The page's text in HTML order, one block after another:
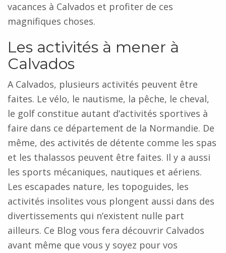
vacances à Calvados et profiter de ces
magnifiques choses.
Les activités à mener à
Calvados
A Calvados, plusieurs activités peuvent être
faites. Le vélo, le nautisme, la pêche, le cheval,
le golf constitue autant d’activités sportives à
faire dans ce département de la Normandie. De
même, des activités de détente comme les spas
et les thalassos peuvent être faites. Il y a aussi
les sports mécaniques, nautiques et aériens.
Les escapades nature, les topoguides, les
activités insolites vous plongent aussi dans des
divertissements qui n’existent nulle part
ailleurs. Ce Blog vous fera découvrir Calvados
avant même que vous y soyez pour vos